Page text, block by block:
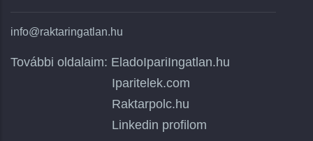
info@raktaringatlan.hu
További oldalaim: EladoIpariIngatlan.hu
Iparitelek.com
Raktarpolc.hu
Linkedin profilom